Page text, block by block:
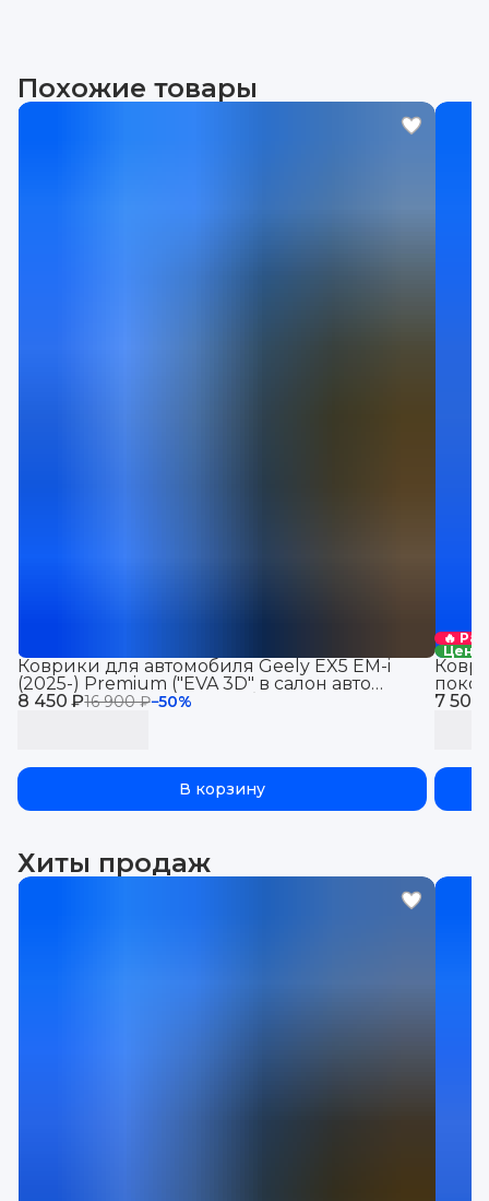
Похожие товары
8 450 ₽16 900 ₽−50%
Коврики для автомобиля Geely EX5 EM-i
(2025-) Premium ("EVA 3D" в cалон авто
Джили EX5 EM-i (2025-)с бортиками, эва,
В корзину
🔥
Цена
7 500
Хиты продаж